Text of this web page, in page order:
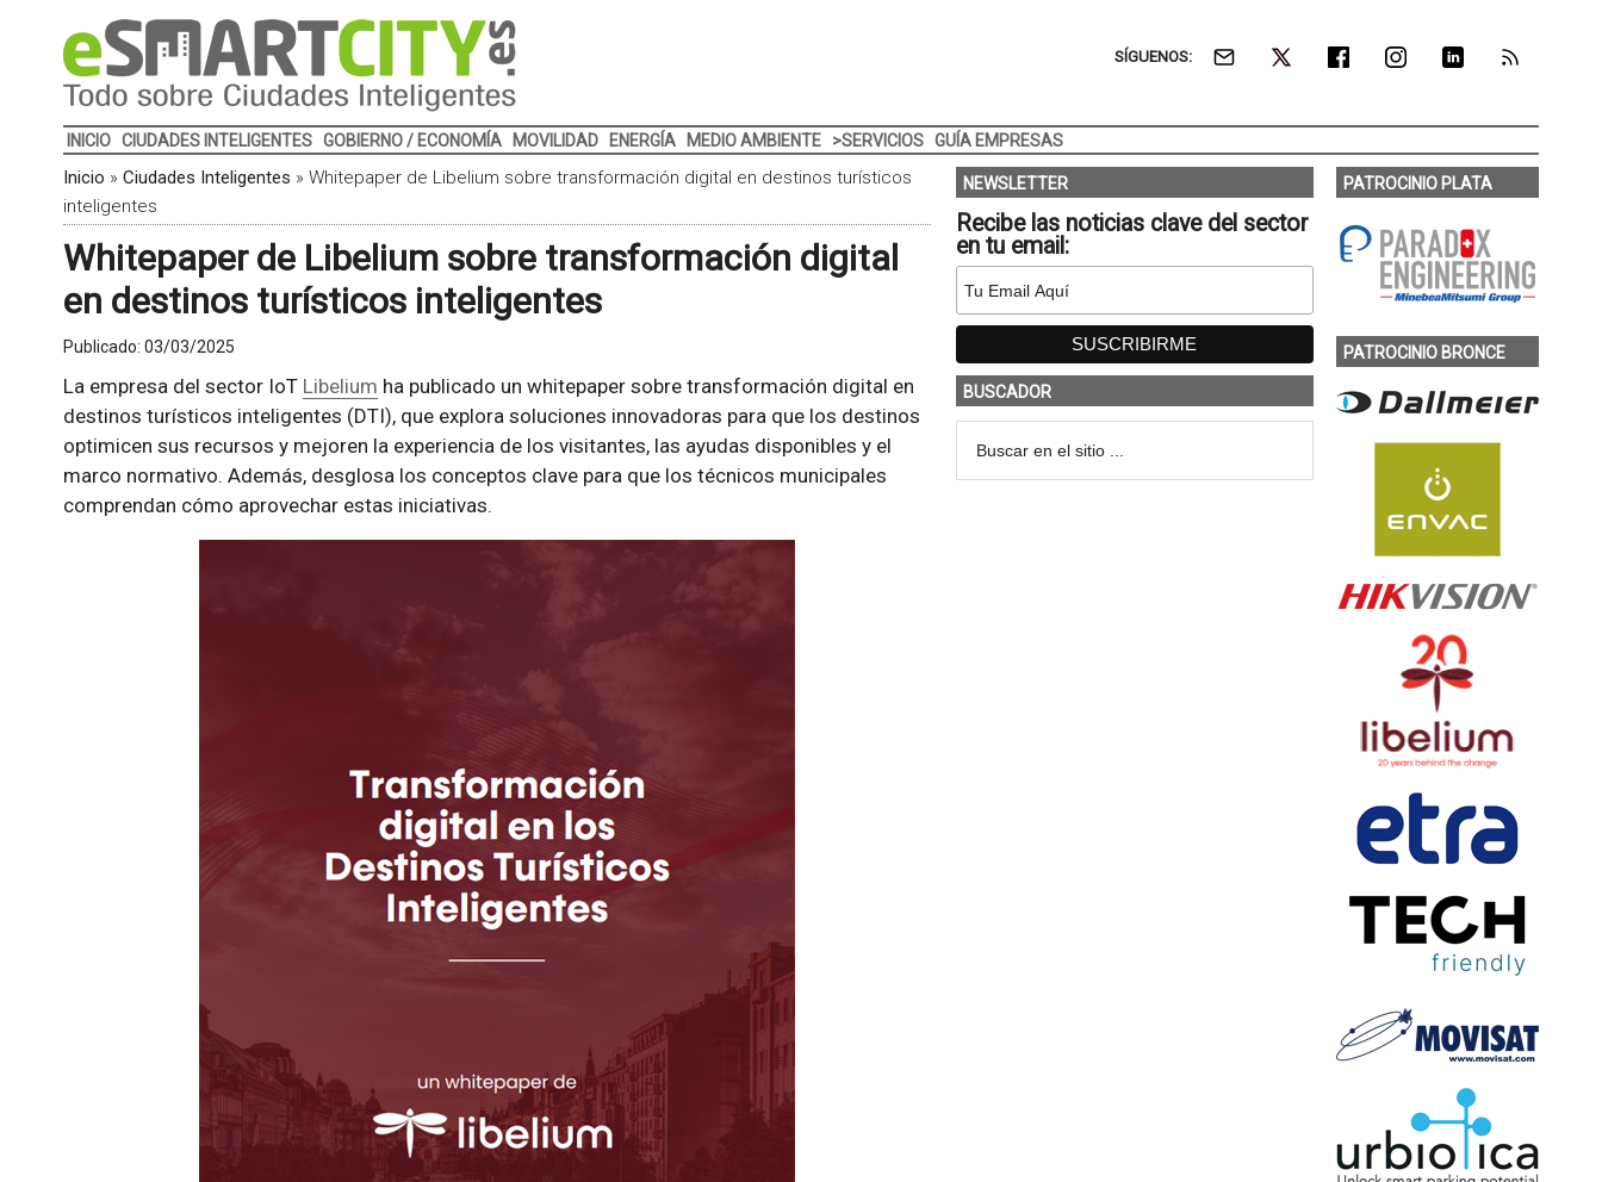
SÍGUENOS:
INICIO CIUDADES INTELIGENTES GOBIERNO / ECONOMÍA MOVILIDAD ENERGÍA MEDIO AMBIENTE >SERVICIOS GUÍA EMPRESAS
Inicio » Ciudades Inteligentes » Whitepaper de Libelium sobre transformación digital en destinos turísticos
inteligentes
Whitepaper de Libelium sobre transformación digital
en destinos turísticos inteligentes
Publicado: 03/03/2025
La empresa del sector IoT Libelium ha publicado un whitepaper sobre transformación digital en
destinos turísticos inteligentes (DTI), que explora soluciones innovadoras para que los destinos
optimicen sus recursos y mejoren la experiencia de los visitantes, las ayudas disponibles y el
marco normativo. Además, desglosa los conceptos clave para que los técnicos municipales
comprendan cómo aprovechar estas iniciativas.
NEWSLETTER
Recibe las noticias clave del sector
en tu email:
BUSCADOR
PATROCINIO PLATA
PATROCINIO BRONCE